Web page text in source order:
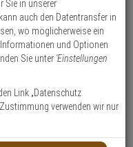
nach der Bestellung
Sie in unserer
auch den Datentransfer in
wo möglicherweise ein
und Optionen
Sie unter 'Einstellungen
Link „Datenschutz
verwenden wir nur